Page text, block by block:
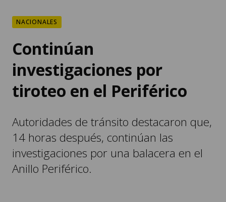
NACIONALES
Continúan
investigaciones por
tiroteo en el Periférico
Autoridades de tránsito destacaron que,
14 horas después, continúan las
investigaciones por una balacera en el
Anillo Periférico.